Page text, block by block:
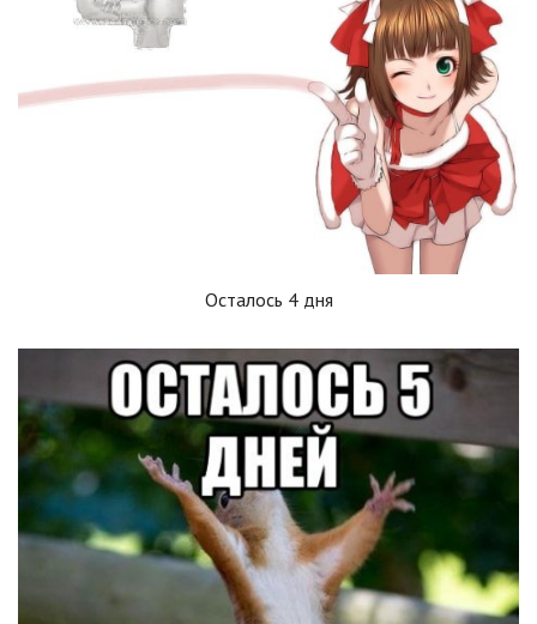
Осталось 4 дня